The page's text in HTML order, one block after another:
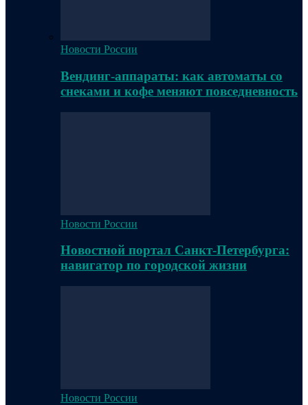
Новости России
Вендинг-аппараты: как автоматы со
снеками и кофе меняют повседневность
Новости России
Новостной портал Санкт-Петербурга:
навигатор по городской жизни
Новости России